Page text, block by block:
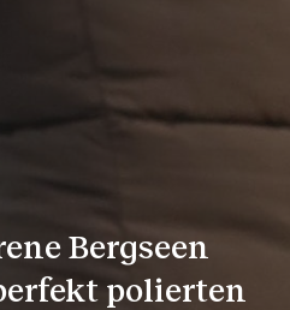
Bergseen
polierten